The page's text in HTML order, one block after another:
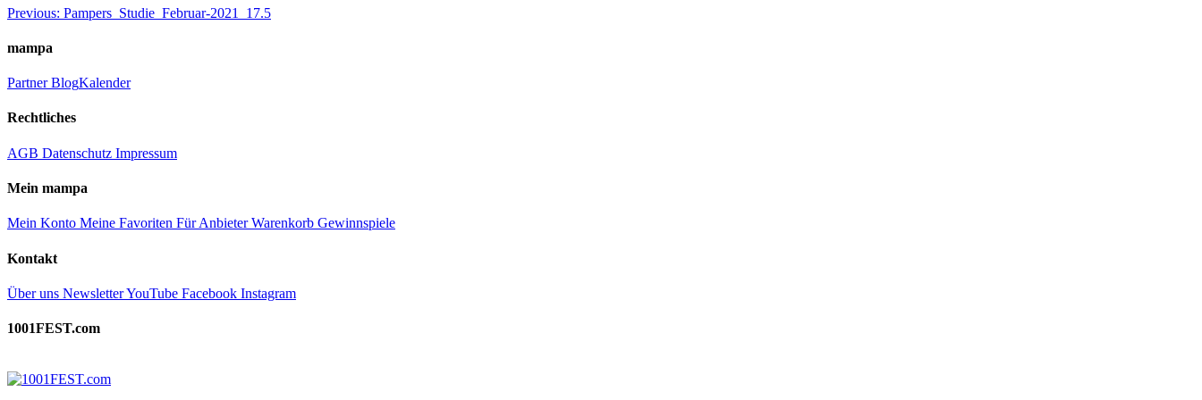
Beitragsnavigation
Previous: Pampers_Studie_Februar-2021_17.5
mampa
PartnerBlogKalender
Rechtliches
AGB Datenschutz Impressum
Mein mampa
Mein Konto Meine Favoriten Für AnbieterWarenkorb Gewinnspiele
Kontakt
Über uns NewsletterYouTube Facebook Instagram
1001FEST.com